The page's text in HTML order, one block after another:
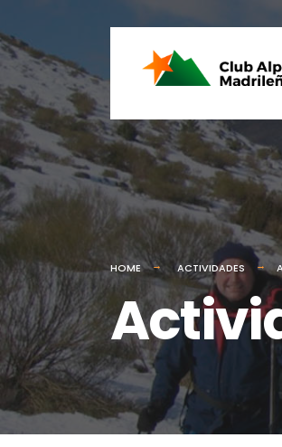
HOME ACTIVIDADES